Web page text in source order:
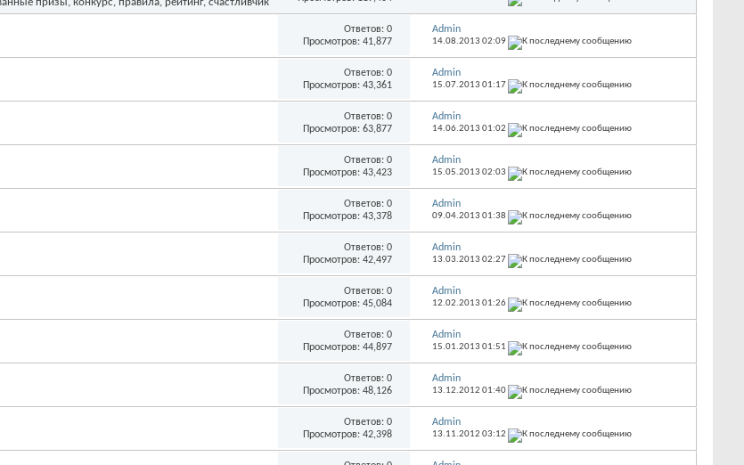
Ответов:0
Просмотров: 41,877
Admin
14.08.2013 02:09
Ответов:0
Просмотров: 43,361
Admin
15.07.2013 01:17
Ответов:0
Просмотров: 63,877
Admin
14.06.2013 01:02
Ответов:0
Просмотров: 43,423
Admin
15.05.2013 02:03
Ответов:0
Просмотров: 43,378
Admin
09.04.2013 01:38
Ответов:0
Просмотров: 42,497
Admin
13.03.2013 02:27
Ответов:0
Просмотров: 45,084
Admin
12.02.2013 01:26
Ответов:0
Просмотров: 44,897
Admin
15.01.2013 01:51
Ответов:0
Просмотров: 48,126
Admin
13.12.2012 01:40
Ответов:0
Просмотров: 42,398
Admin
13.11.2012 03:12